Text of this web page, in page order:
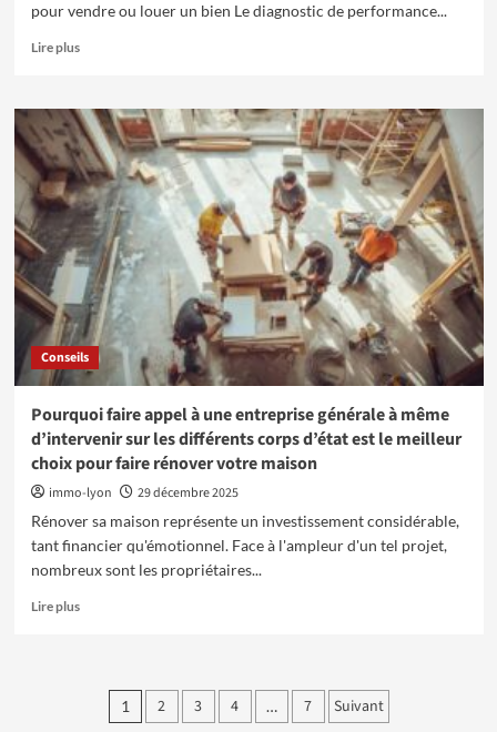
pour vendre ou louer un bien Le diagnostic de performance...
Lire plusEn
sur
Diagnostic
de
performance
énergétique
à
Lyon
:
comprendre
les
obligations
immobilières
Conseils
Pourquoi faire appel à une entreprise générale à même
d’intervenir sur les différents corps d’état est le meilleur
choix pour faire rénover votre maison
immo-lyon
29 décembre 2025
Rénover sa maison représente un investissement considérable,
tant financier qu'émotionnel. Face à l'ampleur d'un tel projet,
nombreux sont les propriétaires...
Lire plusEn
PourquoiPagination
1 2 3 4 … 7 Suivant